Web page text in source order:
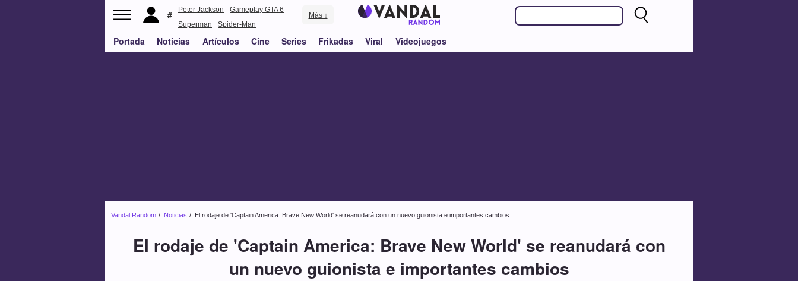
Peter Jackson
Gameplay GTA 6
Superman
Spider-Man
Más ↓
Portada Noticias Artículos Cine Series Frikadas Viral Videojuegos
Vandal Random Noticias El rodaje de 'Captain America: Brave New World' se reanudará con un nuevo guionista e importantes cambios
El rodaje de 'Captain America: Brave New World' se reanudará con
un nuevo guionista e importantes cambios